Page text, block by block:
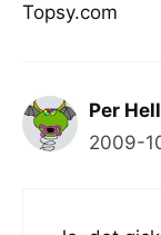
Topsy.com
Per
2009-